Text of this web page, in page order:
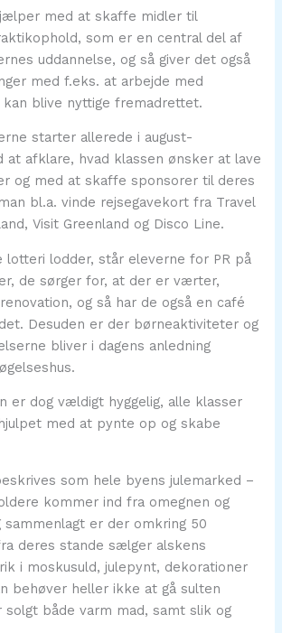
med at skaffe midler til
som er en central del af
uddannelse, og så giver det også
med f.eks. at arbejde med
blive nyttige fremadrettet.
starter allerede i august-
at afklare, hvad klassen ønsker at lave
og med at skaffe sponsorer til deres
bl.a. vinde rejsegavekort fra Travel
Visit Greenland og Disco Line.
lotteri lodder, står eleverne for PR på
de sørger for, at der er værter,
og så har de også en café
Desuden er der børneaktiviteter og
bliver i dagens anledning
er dog vældigt hyggelig, alle klasser
med at pynte op og skabe
som hele byens julemarked –
kommer ind fra omegnen og
er der omkring 50
deres stande sælger alskens
i moskusuld, julepynt, dekorationer
behøver heller ikke at gå sulten
solgt både varm mad, samt slik og